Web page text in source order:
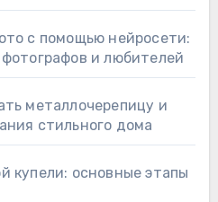
с помощью нейросети:
и любителей
металлочерепицу и
стильного дома
купели: основные этапы